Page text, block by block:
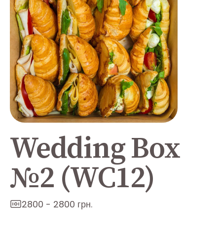
Wedding Box
№2 (WC12)
2800 - 2800 грн.